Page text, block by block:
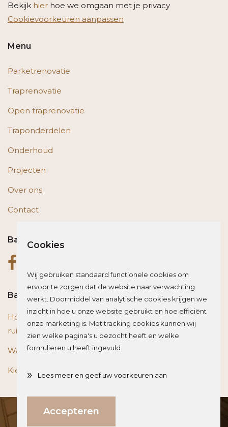
Bekijk hier hoe we omgaan met je privacy
Cookievoorkeuren aanpassen
Menu
Parketrenovatie
Traprenovatie
Open traprenovatie
Traponderdelen
Onderhoud
Projecten
Over ons
Contact
Bas op social media
Bas blogt
Houten vloer of trap renoveren? Zo beïnvloed je de
ruimte optisch
Wat is het beste materiaal voor een traprenovatie?
Kies de juiste plint voor je vloer
Van deze website was Dirk de architect
Direct weten wat jouw investering is?
Cookies
Wij gebruiken standaard functionele cookies om
ervoor te zorgen dat de website naar verwachting
werkt. Doormiddel van analytische cookies krijgen we
inzicht in hoe u onze website gebruikt en hoe efficiënt
onze marketing is. Met tracking cookies kunnen wij
zien welke pagina's u bezocht heeft en welke
formulieren u heeft ingevuld.
» Lees meer en geef uw voorkeuren aan
Accepteren